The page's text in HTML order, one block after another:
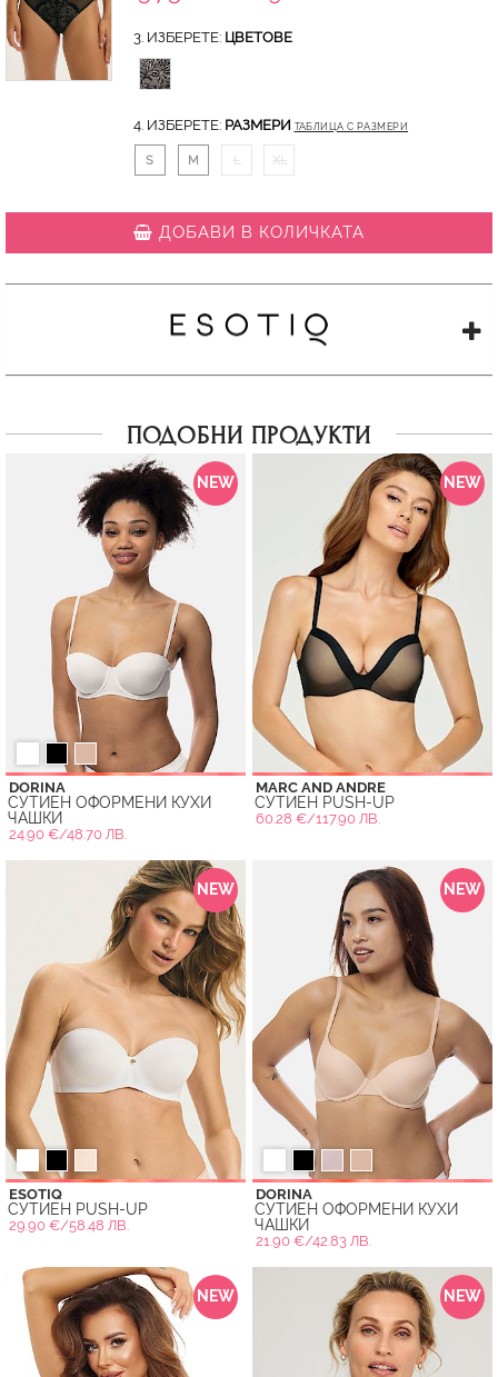
3. ИЗБЕРЕТЕ: ЦВЕТОВЕ
4. ИЗБЕРЕТЕ: РАЗМЕРИ ТАБЛИЦА С РАЗМЕРИ
S M L XL
ДОБАВИ В КОЛИЧКАТА
ПОДОБНИ ПРОДУКТИ
NEW
DORINA
СУТИЕН ОФОРМЕНИ КУХИ
ЧАШКИ
24.90 €/48.70 ЛВ.
NEW
MARC AND ANDRE
СУТИЕН PUSH-UP
60.28 €/117.90 ЛВ.
NEW
ESOTIQ
СУТИЕН PUSH-UP
29.90 €/58.48 ЛВ.
NEW
DORINA
СУТИЕН ОФОРМЕНИ КУХИ
ЧАШКИ
21.90 €/42.83 ЛВ.
NEW NEW